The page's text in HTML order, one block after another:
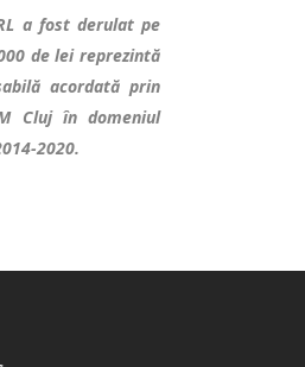
a fost derulat pe
de lei reprezintă
acordată prin
Cluj în domeniul
2020.